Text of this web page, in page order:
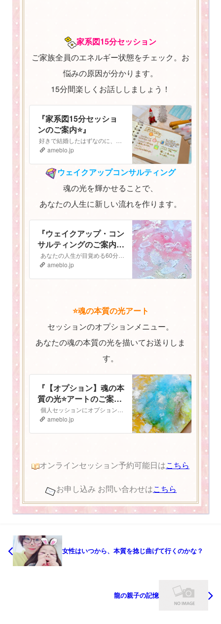
家系図15分セッション
ご家族全員のエネルギー状態をチェック。お
悩みの原因が分かります。
15分間楽しくお話ししましょう！
『家系図15分セッショ
ンのご案内⭐️』
ameblo.jp
ウェイクアップコンサルティング
魂の光を輝かせることで、
あなたの人生に新しい流れを作ります。
『ウェイクアップ・コン
サルティングのご案内
⭐️』
ameblo.jp
⭐️魂の本質の光アート
セッションのオプションメニュー。
あなたの魂の本質の光を描いてお送りしま
す。
『【オプション】魂の本
質の光⭐️アートのご案
内』
ameblo.jp
オンラインセッション予約可能日はこちら
お申し込み お問い合わせはこちら
女性はいつから、本質を捻じ曲げて行くのかな？
龍の親子の記憶